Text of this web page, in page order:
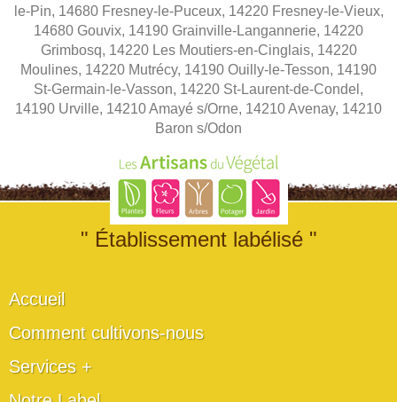
le-Pin, 14680 Fresney-le-Puceux, 14220 Fresney-le-Vieux,
14680 Gouvix, 14190 Grainville-Langannerie, 14220
Grimbosq, 14220 Les Moutiers-en-Cinglais, 14220
Moulines, 14220 Mutrécy, 14190 Ouilly-le-Tesson, 14190
St-Germain-le-Vasson, 14220 St-Laurent-de-Condel,
14190 Urville, 14210 Amayé s/Orne, 14210 Avenay, 14210
Baron s/Odon
" Établissement labélisé "
Accueil
Comment cultivons-nous
Services +